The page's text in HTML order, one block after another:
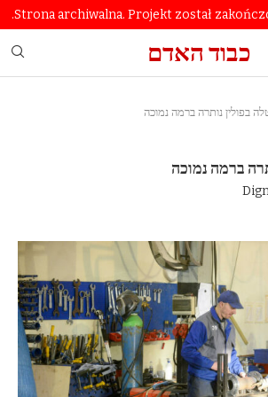
Strona archiwalna. Projekt został
כבוד האדם
בפולין נותרה ברמה נמוכה
ברמה נמוכה